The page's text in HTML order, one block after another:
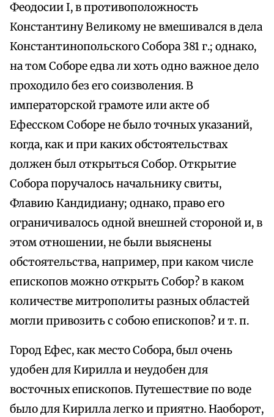
Феодосии I, в противоположность
Константину Великому не вмешивался в дела
Константинопольского Собора 381 г.; однако,
на том Соборе едва ли хоть одно важное дело
проходило без его соизволения. В
императорской грамоте или акте об
Ефесском Соборе не было точных указаний,
когда, как и при каких обстоятельствах
должен был открыться Собор. Открытие
Собора поручалось начальнику свиты,
Флавию Кандидиану; однако, право его
ограничивалось одной внешней стороной и, в
этом отношении, не были выяснены
обстоятельства, например, при каком числе
епископов можно открыть Собор? в каком
количестве митрополиты разных областей
могли привозить с собою епископов? и т. п.
Город Ефес, как место Собора, был очень
удобен для Кирилла и неудобен для
восточных епископов. Путешествие по воде
было для Кирилла легко и приятно. Наоборот,